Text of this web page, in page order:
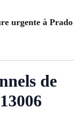
urgente à Prado
de